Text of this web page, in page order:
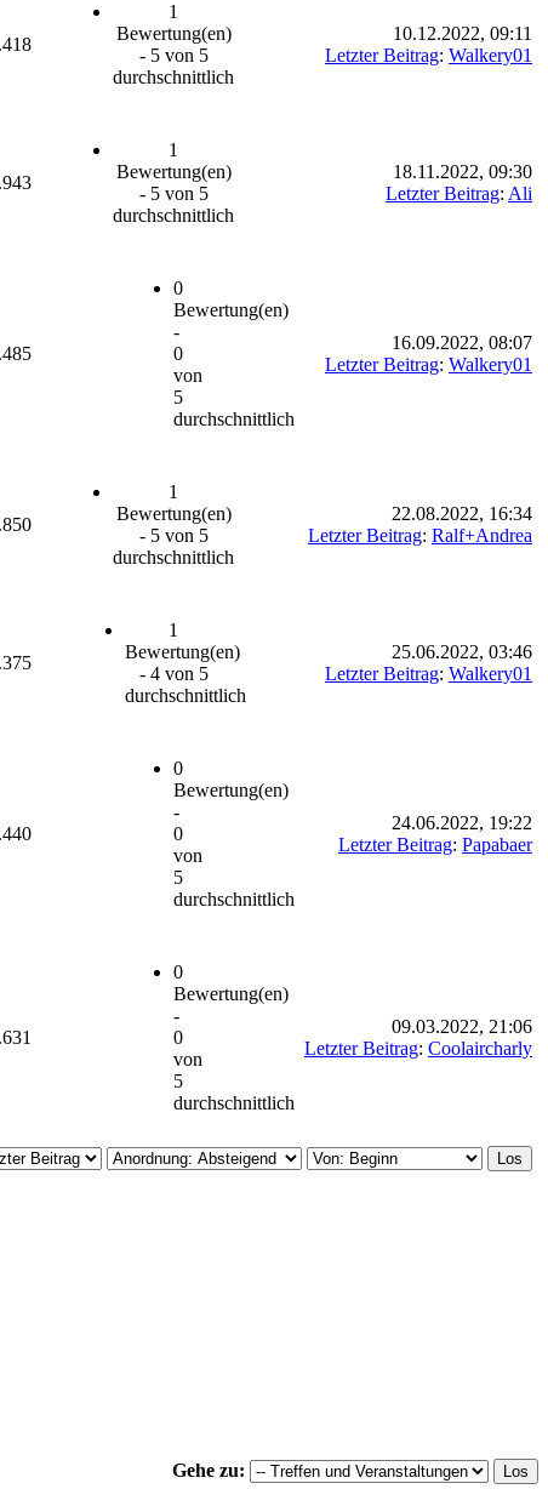
1
Bewertung(en)
- 5 von 5
durchschnittlich
10.12.2022, 09:11
Letzter Beitrag: Walkery01
1
Bewertung(en)
- 5 von 5
durchschnittlich
18.11.2022, 09:30
Letzter Beitrag: Ali
0
Bewertung(en)
-
0
von
5
durchschnittlich
16.09.2022, 08:07
Letzter Beitrag: Walkery01
1
Bewertung(en)
- 5 von 5
durchschnittlich
22.08.2022, 16:34
Letzter Beitrag: Ralf+Andrea
1
Bewertung(en)
- 4 von 5
durchschnittlich
25.06.2022, 03:46
Letzter Beitrag: Walkery01
0
Bewertung(en)
-
0
von
5
durchschnittlich
24.06.2022, 19:22
Letzter Beitrag: Papabaer
0
Bewertung(en)
-
0
von
5
durchschnittlich
09.03.2022, 21:06
Letzter Beitrag: Coolaircharly
Gehe zu: